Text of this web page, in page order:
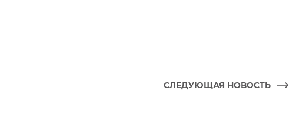
СЛЕДУЮЩАЯ НОВОСТЬ